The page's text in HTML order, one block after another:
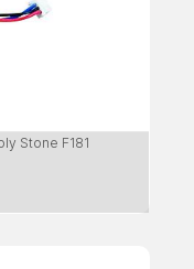
Stone F181